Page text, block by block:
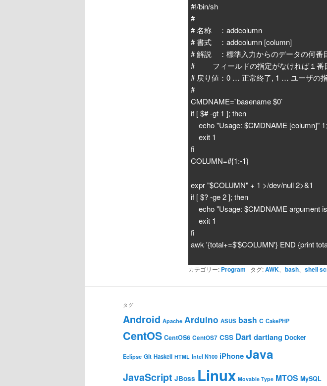
#!/bin/sh
#
# 名称 ：addcolumn
# 書式 ：addcolumn [column]
# 解説 ：標準入力からのデータの何番
# フィールドの指定がなければ１番
# 戻り値：0 … 正常終了, 1 … ユーザの
#
CMDNAME=`basename $0`
if [ $# -gt 1 ]; then
echo "Usage: $CMDNAME [column]"
exit 1
fi
COLUMN=#{1:-1}
expr "$COLUMN" + 1 >/dev/null 2>&1
if [ $? -ge 2 ]; then
echo "Usage: $CMDNAME argument
exit 1
fi
awk '{total+=$'$COLUMN'} END {print
カテゴリー: Program タグ:AWK bash、 shell
タグ
Android Apache Arduino ASUS bash C CakePHP
CentOS CentOS6 CentOS7 CSS Dart dartlang Docker
Eclipse Git Haskell HTML Intel N100 iPhoneJava
JavaScript JBoss Linux Movable Type MTOS MySQL